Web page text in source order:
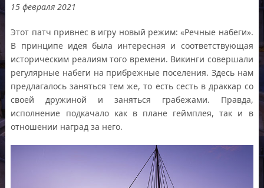
15 февраля 2021
Этот патч привнес в игру новый режим: «Речные набеги».
В принципе идея была интересная и соответствующая
историческим реалиям того времени. Викинги совершали
регулярные набеги на прибрежные поселения. Здесь нам
предлагалось заняться тем же, то есть сесть в драккар со
своей дружиной и заняться грабежами. Правда,
исполнение подкачало как в плане геймплея, так и в
отношении наград за него.